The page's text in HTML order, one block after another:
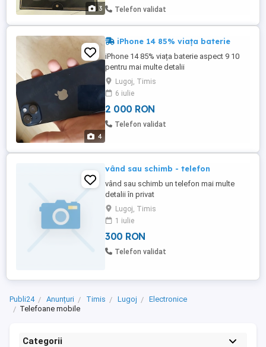
3 Telefon validat
4
iPhone 14 85% viața baterie
iPhone 14 85% viața baterie aspect 9 10
pentru mai multe detalii
Lugoj, Timis
6 iulie
2 000 RON
Telefon validat
vând sau schimb - telefon
vând sau schimb un telefon mai multe
detalii în privat
Lugoj, Timis
1 iulie
300 RON
Telefon validat
Publi24 Anunțuri Timis Lugoj
Electronice
Telefoane mobile
Categorii